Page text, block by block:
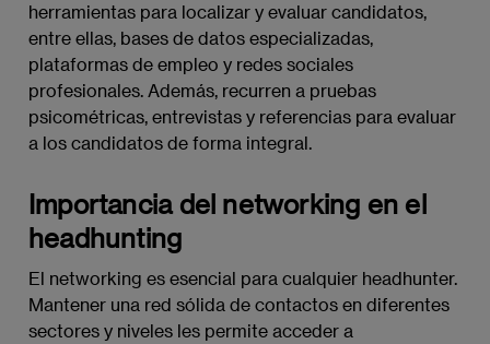
herramientas para localizar y evaluar candidatos,
entre ellas, bases de datos especializadas,
plataformas de empleo y redes sociales
profesionales. Además, recurren a pruebas
psicométricas, entrevistas y referencias para evaluar
a los candidatos de forma integral.
Importancia del networking en el
headhunting
El networking es esencial para cualquier headhunter.
Mantener una red sólida de contactos en diferentes
sectores y niveles les permite acceder a